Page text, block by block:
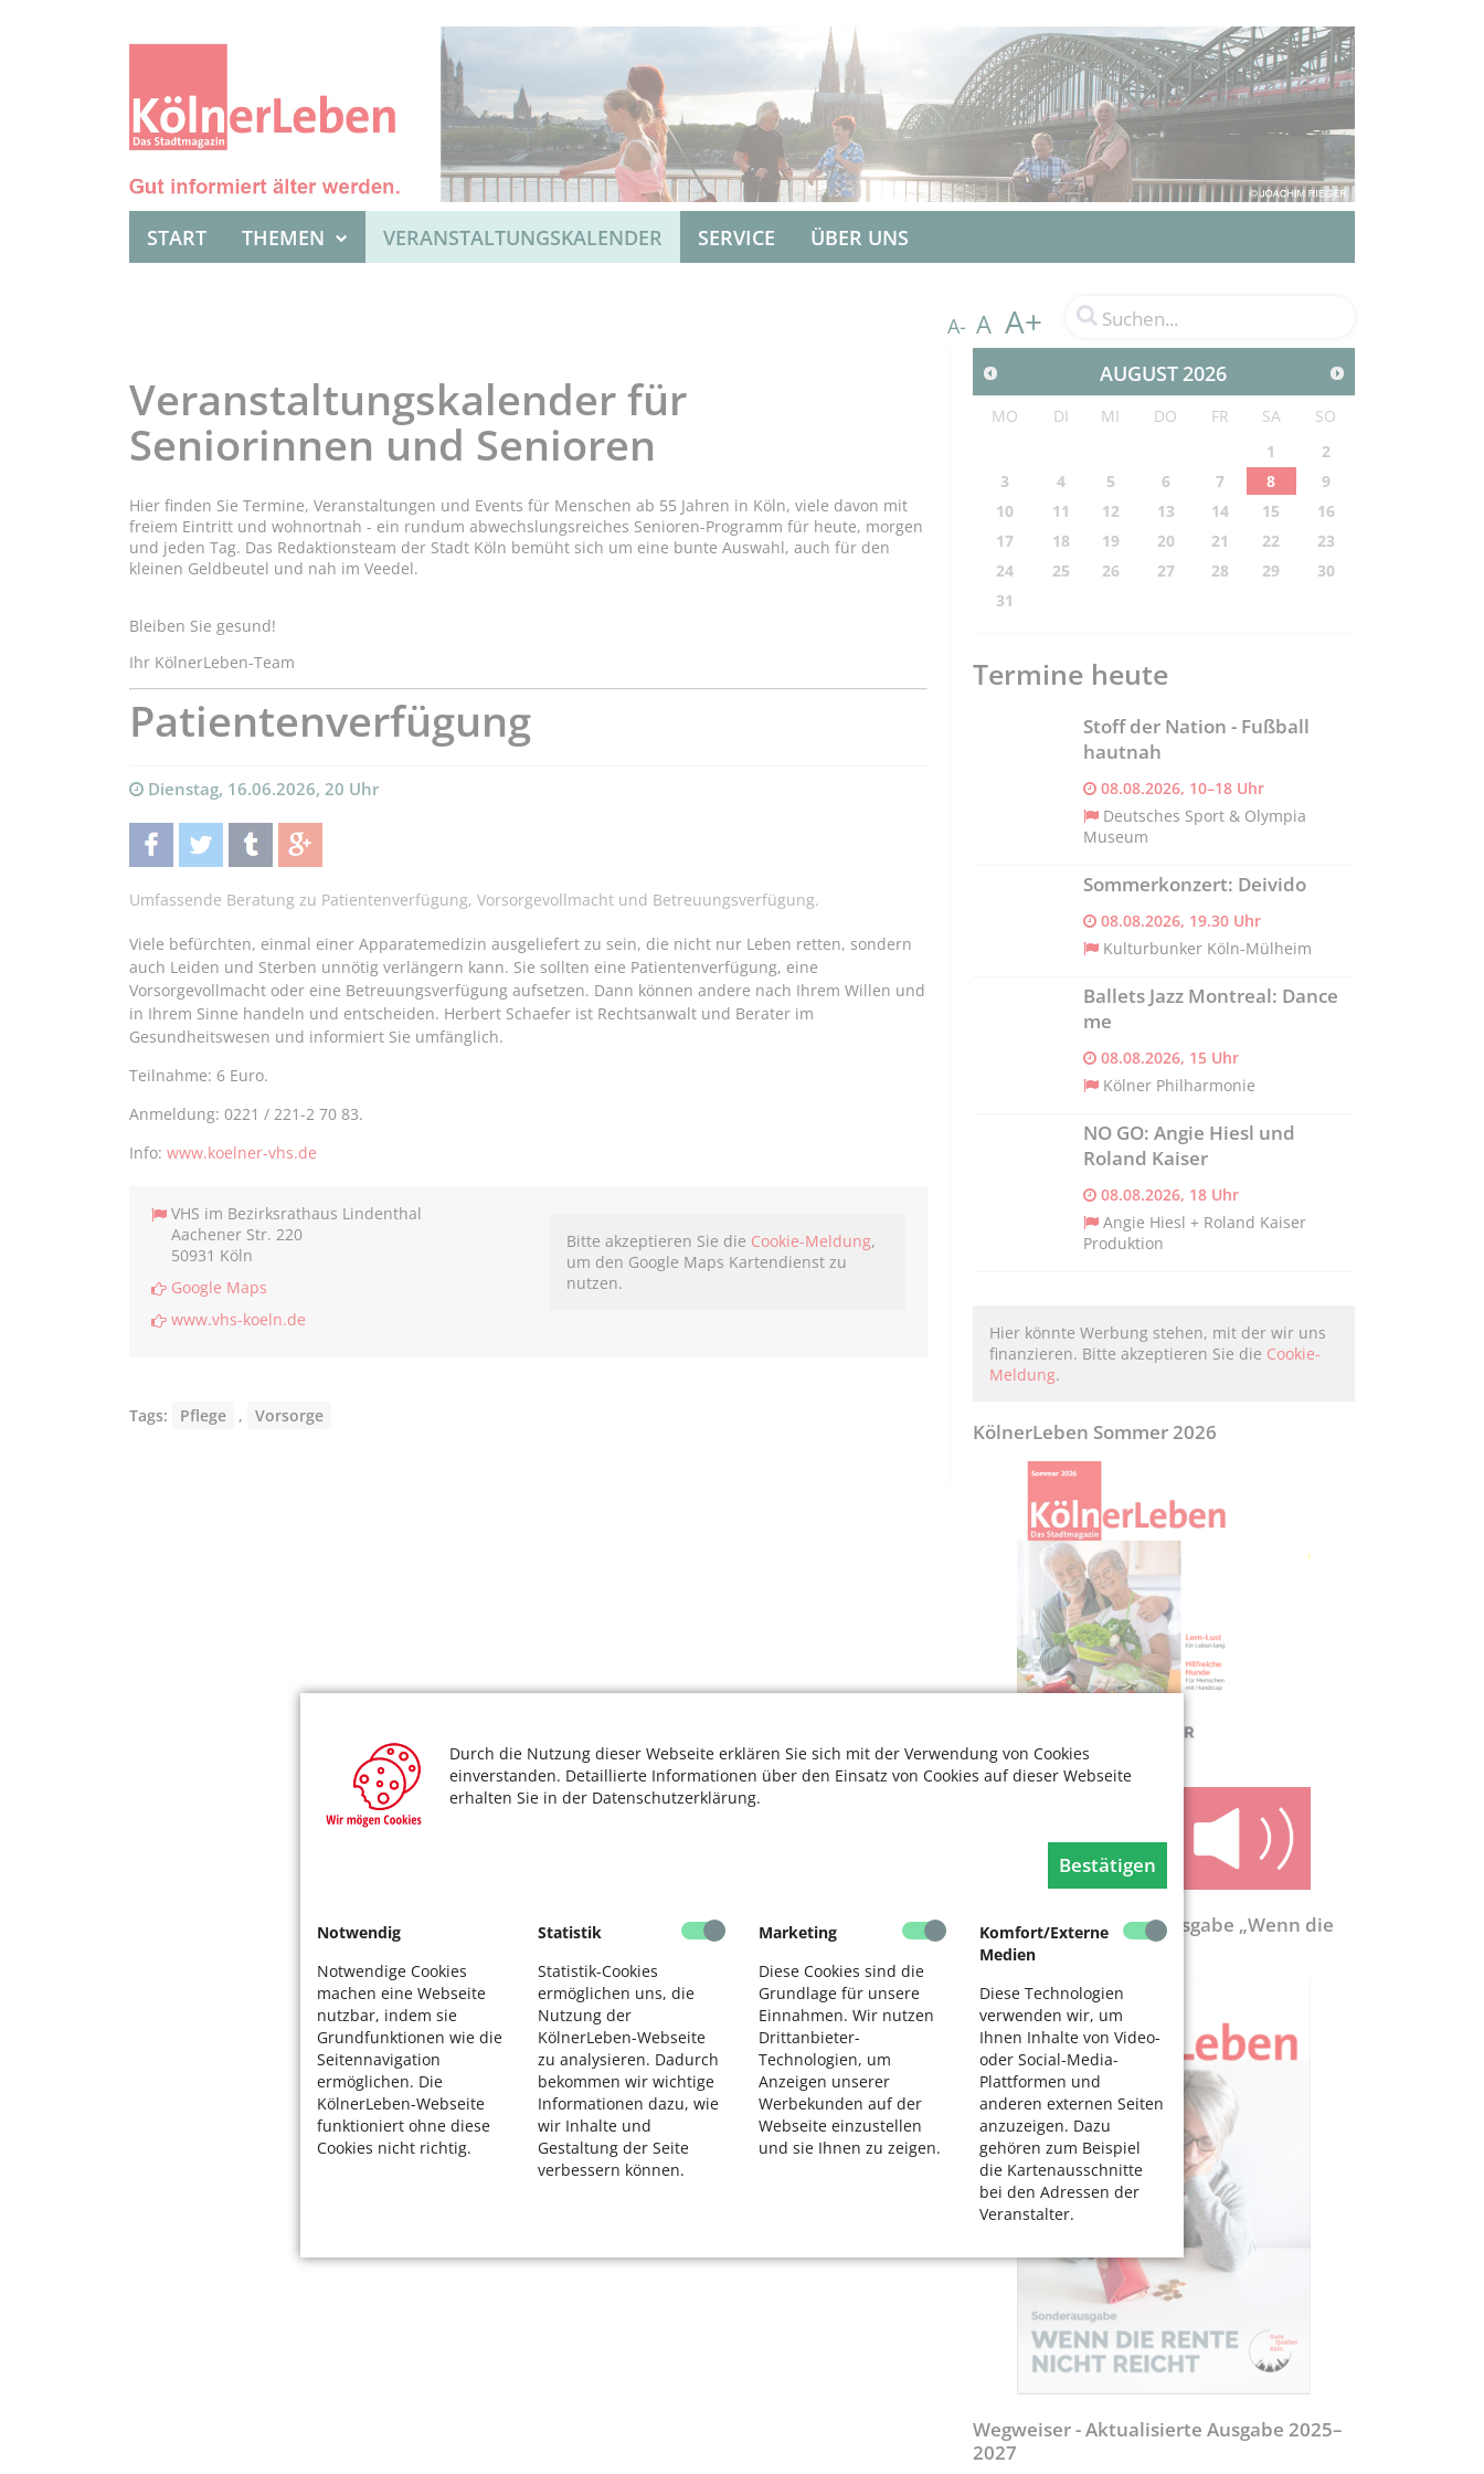
Durch die Nutzung dieser Webseite erklären Sie sich mit der Verwendung von Cookies
einverstanden. Detaillierte Informationen über den Einsatz von Cookies auf dieser Webseite
erhalten Sie in der Datenschutzerklärung.
Bestätigen
Notwendig
Notwendige Cookies
machen eine Webseite
nutzbar, indem sie
Grundfunktionen wie die
Seitennavigation
ermöglichen. Die
KölnerLeben-Webseite
funktioniert ohne diese
Cookies nicht richtig.
Statistik
Statistik-Cookies
ermöglichen uns, die
Nutzung der
KölnerLeben-Webseite
zu analysieren. Dadurch
bekommen wir wichtige
Informationen dazu, wie
wir Inhalte und
Gestaltung der Seite
verbessern können.
Marketing
Diese Cookies sind die
Grundlage für unsere
Einnahmen. Wir nutzen
Drittanbieter-
Technologien, um
Anzeigen unserer
Werbekunden auf der
Webseite einzustellen
und sie Ihnen zu zeigen.
Komfort/Externe
Medien
Diese Technologien
verwenden wir, um
Ihnen Inhalte von Video-
oder Social-Media-
Plattformen und
anderen externen Seiten
anzuzeigen. Dazu
gehören zum Beispiel
die Kartenausschnitte
bei den Adressen der
Veranstalter.
START THEMEN VERANSTALTUNGSKALENDER SERVICE ÜBER UNS
A- A A+
Veranstaltungskalender für
Seniorinnen und Senioren
Hier finden Sie Termine, Veranstaltungen und Events für Menschen ab 55 Jahren in Köln, viele davon mit
freiem Eintritt und wohnortnah - ein rundum abwechslungsreiches Senioren-Programm für heute, morgen
und jeden Tag. Das Redaktionsteam der Stadt Köln bemüht sich um eine bunte Auswahl, auch für den
kleinen Geldbeutel und nah im Veedel.
Bleiben Sie gesund!
Ihr KölnerLeben-Team
Patientenverfügung
Dienstag, 16.06.2026, 20 Uhr
teilentwittern teilen teilen
Umfassende Beratung zu Patientenverfügung, Vorsorgevollmacht und Betreuungsverfügung.
Viele befürchten, einmal einer Apparatemedizin ausgeliefert zu sein, die nicht nur Leben retten, sondern
auch Leiden und Sterben unnötig verlängern kann. Sie sollten eine Patientenverfügung, eine
Vorsorgevollmacht oder eine Betreuungsverfügung aufsetzen. Dann können andere nach Ihrem Willen und
in Ihrem Sinne handeln und entscheiden. Herbert Schaefer ist Rechtsanwalt und Berater im
Gesundheitswesen und informiert Sie umfänglich.
Teilnahme: 6 Euro.
Anmeldung: 0221 / 221-2 70 83.
Info: www.koelner-vhs.de
VHS im Bezirksrathaus Lindenthal
Aachener Str. 220
50931 Köln
Google Maps
www.vhs-koeln.de
Bitte akzeptieren Sie die Cookie-Meldung,
um den Google Maps Kartendienst zu
nutzen.
Tags: Pflege , Vorsorge
AUGUST2026
MO DI MI DO FR SA
SO
1
2
3
4 5 6 7 8
9
10
11 12 13 14 15
16
17
18 19 20 21 22
23
24
25 26 27 28 29
30
31
Termine heute
Stoff der Nation - Fußball
hautnah
08.08.2026, 10–18 Uhr
Deutsches Sport & Olympia
Museum
Sommerkonzert: Deivido
08.08.2026, 19.30 Uhr
Kulturbunker Köln-Mülheim
Ballets Jazz Montreal: Dance
me
08.08.2026, 15 Uhr
Kölner Philharmonie
NO GO: Angie Hiesl und
Roland Kaiser
08.08.2026, 18 Uhr
Angie Hiesl + Roland Kaiser
Produktion
Hier könnte Werbung stehen, mit der wir uns
finanzieren. Bitte akzeptieren Sie die Cookie-
Meldung.
KölnerLeben Sommer 2026
KölnerLeben-Sonderausgabe „Wenn die
Rente nicht reicht“
Wegweiser - Aktualisierte Ausgabe 2025–
2027